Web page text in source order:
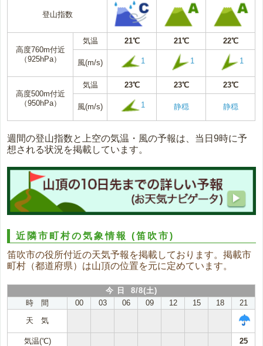
登山指数
高度760m付近
（925hPa）
気温 21℃ 21℃ 22℃
風(m/s) 1 1 1
高度500m付近
（950hPa）
気温 23℃ 23℃ 23℃
風(m/s) 1 静穏 静穏
週間の登山指数と上空の気温・風の予報は、当日9時に予
想される状況を掲載しています。
近隣市町村の気象情報(笛吹市)
笛吹市の役所付近の天気予報を掲載しております。掲載市
町村（都道府県）は山頂の位置を元に定めています。
今 日 8/8(土)
時 間
00 03 06 09 12 15 18
21
天 気
気温(℃)
25